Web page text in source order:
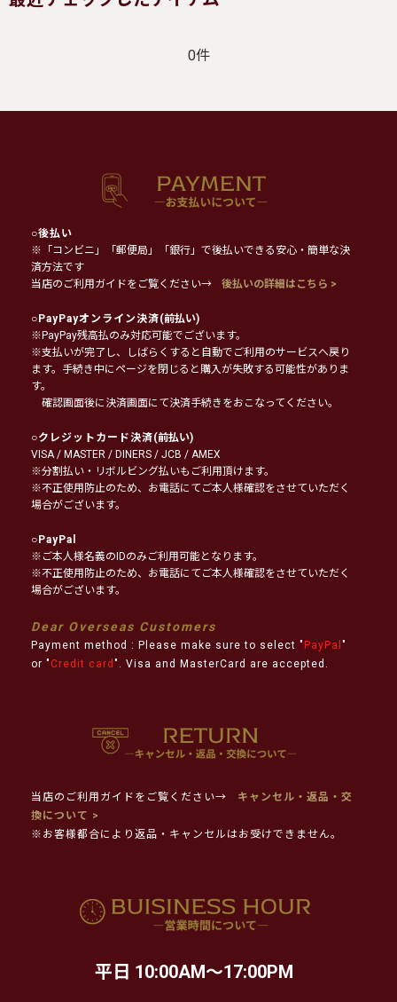
0件
○後払い
※「コンビニ」「郵便局」「銀行」で後払いできる安心・簡単な決
済方法です
当店のご利用ガイドをご覧ください→
後払いの詳細はこちら >
○PayPayオンライン決済(前払い)
※PayPay残高払のみ対応可能でございます。
※支払いが完了し、しばらくすると自動でご利用のサービスへ戻り
ます。手続き中にページを閉じると購入が失敗する可能性がありま
す。
確認画面後に決済画面にて決済手続きをおこなってください。
○クレジットカード決済(前払い)
VISA / MASTER / DINERS / JCB / AMEX
※分割払い・リボルビング払いもご利用頂けます。
※不正使用防止のため、お電話にてご本人様確認をさせていただく
場合がございます。
○PayPal
※ご本人様名義のIDのみご利用可能となります。
※不正使用防止のため、お電話にてご本人様確認をさせていただく
場合がございます。
Dear Overseas Customers
Payment method : Please make sure to select " PayPal "
or " Credit card ". Visa and MasterCard are accepted.
当店のご利用ガイドをご覧ください→
キャンセル・返品・交
換について >
※お客様都合により返品・キャンセルはお受けできません。
平日 10:00AM～17:00PM